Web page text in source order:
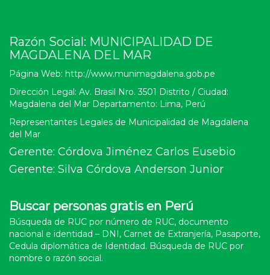
Razón Social: MUNICIPALIDAD DE
MAGDALENA DEL MAR
Página Web: http://www.munimagdalena.gob.pe
Dirección Legal: Av. Brasil Nro. 3501 Distrito / Ciudad:
Magdalena del Mar Departamento: Lima, Perú
Representantes Legales de Municipalidad de Magdalena
del Mar
Gerente: Córdova Jiménez Carlos Eusebio
Gerente: Silva Córdova Anderson Junior
Buscar personas gratis en Perú
Búsqueda de RUC por número de RUC, documento
nacional e identidad – DNI, Carnet de Extranjería, Pasaporte,
Cedula diplomática de Identidad. Búsqueda de RUC por
nombre o razón social.